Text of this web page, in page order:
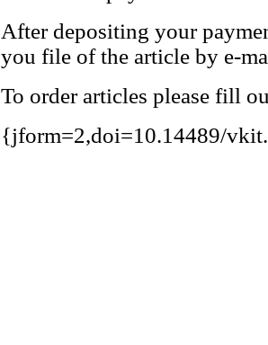
After depositing your
you file of the article by e-
To order articles please fill
{jform=2,doi=10.14489/